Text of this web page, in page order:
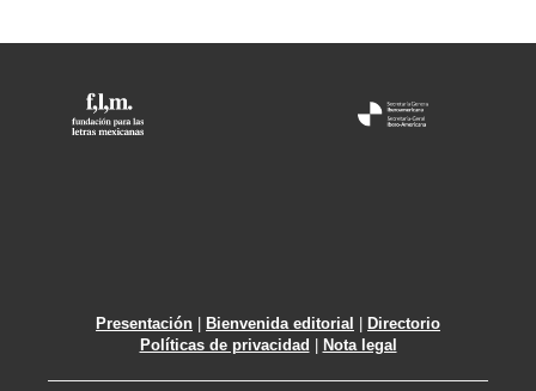
Presentación | Bienvenida editorial | Directorio
Políticas de privacidad | Nota legal